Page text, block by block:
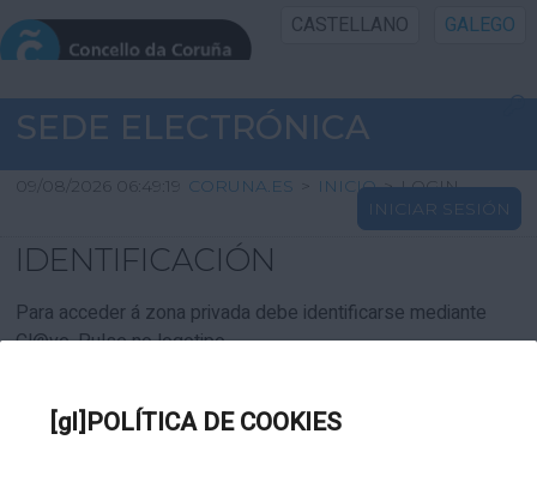
[gl]POLÍTICA DE COOKIES
CASTELLANO GALEGO
INICIO SEDE
INICIO
INFORMACIÓN PÚBLICA
CARTAFOL CIDADÁN
SEDE ELECTRÓNICA
09/08/2026 06:49:19 CORUNA.ES > INICIO > LOGIN
INICIAR SESIÓN
IDENTIFICACIÓN
Para acceder á zona privada debe identificarse mediante
Cl@ve. Pulse no logotipo